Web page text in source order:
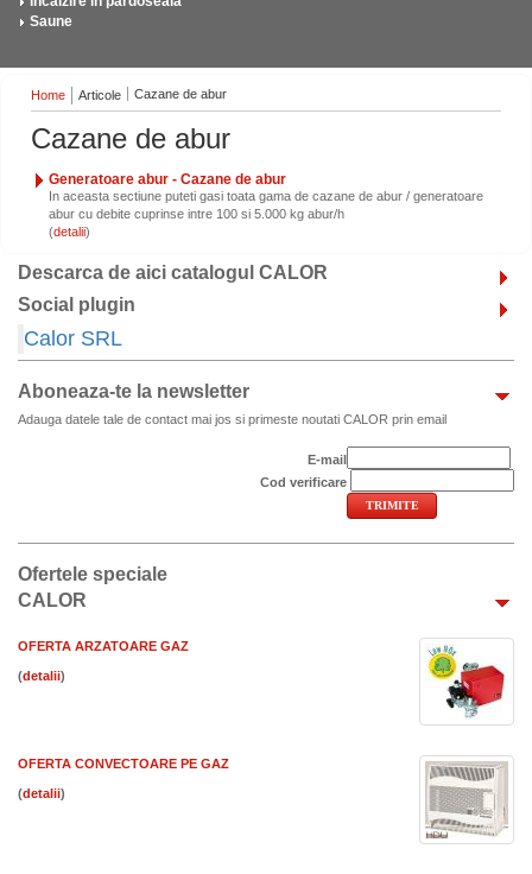
Saune
Home Articole Cazane de abur
Cazane de abur
Generatoare abur - Cazane de abur
In aceasta sectiune puteti gasi toata gama de cazane de abur / generatoare
abur cu debite cuprinse intre 100 si 5.000 kg abur/h
(
)
Descarca de aici catalogul CALOR
Social plugin
Calor SRL
Aboneaza-te la newsletter
Adauga datele tale de contact mai jos si primeste noutati CALOR prin email
E-mail
Cod verificare
Ofertele speciale
CALOR
OFERTA ARZATOARE GAZ
( )
OFERTA CONVECTOARE PE GAZ
( )